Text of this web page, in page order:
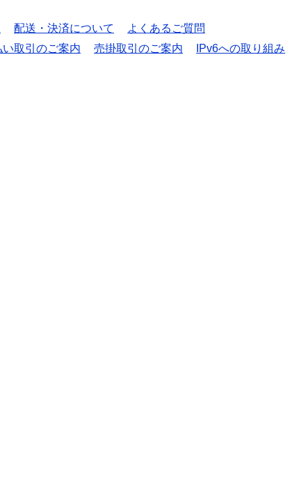
配送・決済について
よくあるご質問
取引のご案内 売掛取引のご案内
IPv6への取り組み